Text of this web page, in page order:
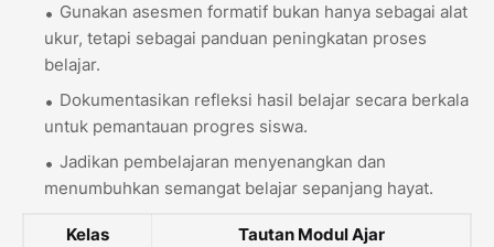
Gunakan asesmen formatif bukan hanya sebagai alat
ukur, tetapi sebagai panduan peningkatan proses
belajar.
Dokumentasikan refleksi hasil belajar secara berkala
untuk pemantauan progres siswa.
Jadikan pembelajaran menyenangkan dan
menumbuhkan semangat belajar sepanjang hayat.
Kelas
Tautan Modul Ajar